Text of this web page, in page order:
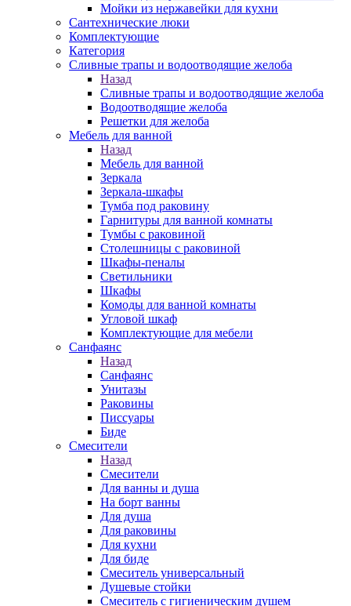
Мойки из нержавейки для кухни
Сантехнические люки
Комплектующие
Категория
Cливные трапы и водоотводящие желоба
Назад
Cливные трапы и водоотводящие желоба
Водоотводящие желоба
Решетки для желоба
Мебель для ванной
Назад
Мебель для ванной
Зеркала
Зеркала-шкафы
Тумба под раковину
Гарнитуры для ванной комнаты
Тумбы с раковиной
Столешницы с раковиной
Шкафы-пеналы
Светильники
Шкафы
Комоды для ванной комнаты
Угловой шкаф
Комплектующие для мебели
Санфаянс
Назад
Санфаянс
Унитазы
Раковины
Писсуары
Биде
Смесители
Назад
Смесители
Для ванны и душа
На борт ванны
Для душа
Для раковины
Для кухни
Для биде
Смеситель универсальный
Душевые стойки
Смеситель с гигиеническим душем